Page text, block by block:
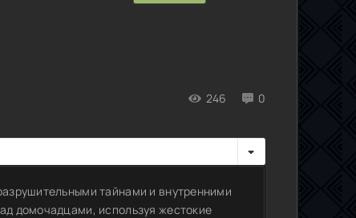
246 0
тайнами и внутренними
домочадцами, используя жестокие